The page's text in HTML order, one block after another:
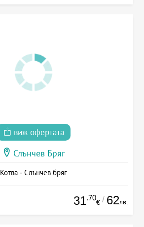
виж офертата
Слънчев Бряг
Котва - Слънчев бряг
31.70
€ / 62лв.